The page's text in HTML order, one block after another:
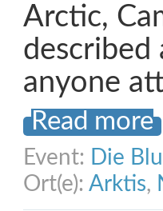
Arctic,
described
anyone
Read more
Event: Die
Ort(e): Arktis,